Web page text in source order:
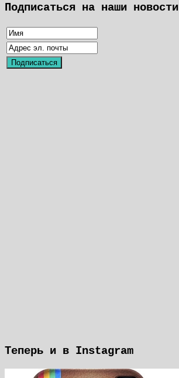
Подписаться на наши новости
Теперь и в Instagram